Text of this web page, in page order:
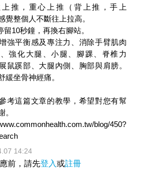
推，重心上推（背上推，手上
覺整個人不斷往上拉高。
留10秒鐘，再換右腳站。
強平衡感及專注力、消除手臂肌肉
強化大腿、小腿、腳踝、脊椎力
鼠蹊部、大腿內側、胸部與肩膀。
緩坐骨神經痛。
考這篇文章的教學，希望對您有幫
。
blog/450?
14:24
前，請先登入或註冊